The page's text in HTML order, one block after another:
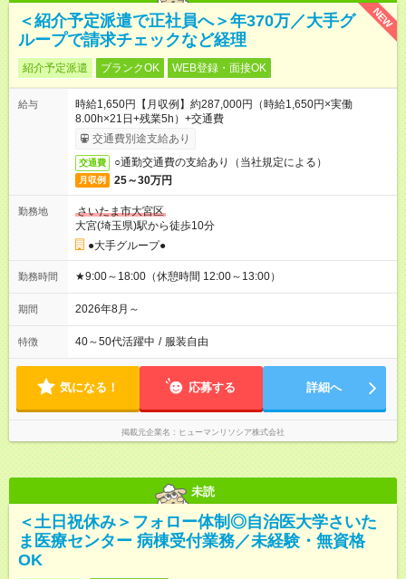
NEW
＜紹介予定派遣で正社員へ＞年370万／大手グ
ループで請求チェックなど経理
紹介予定派遣 ブランクOK WEB登録・面接OK
給与
時給1,650円【月収例】約287,000円（時給1,650円×実働
8.00h×21日+残業5h）+交通費
交通費別途支給あり
交通費 ○通勤交通費の支給あり（当社規定による）
月収例 25～30万円
勤務地
さいたま市大宮区
大宮(埼玉県)駅から徒歩10分
●大手グループ●
勤務時間 ★9:00～18:00（休憩時間 12:00～13:00）
期間 2026年8月～
特徴 40～50代活躍中 / 服装自由
気になる！ 応募する 詳細へ
掲載元企業名 ヒューマンリソシア株式会社
未読
＜土日祝休み＞フォロー体制◎自治医大学さいた
ま医療センター 病棟受付業務／未経験・無資格
OK